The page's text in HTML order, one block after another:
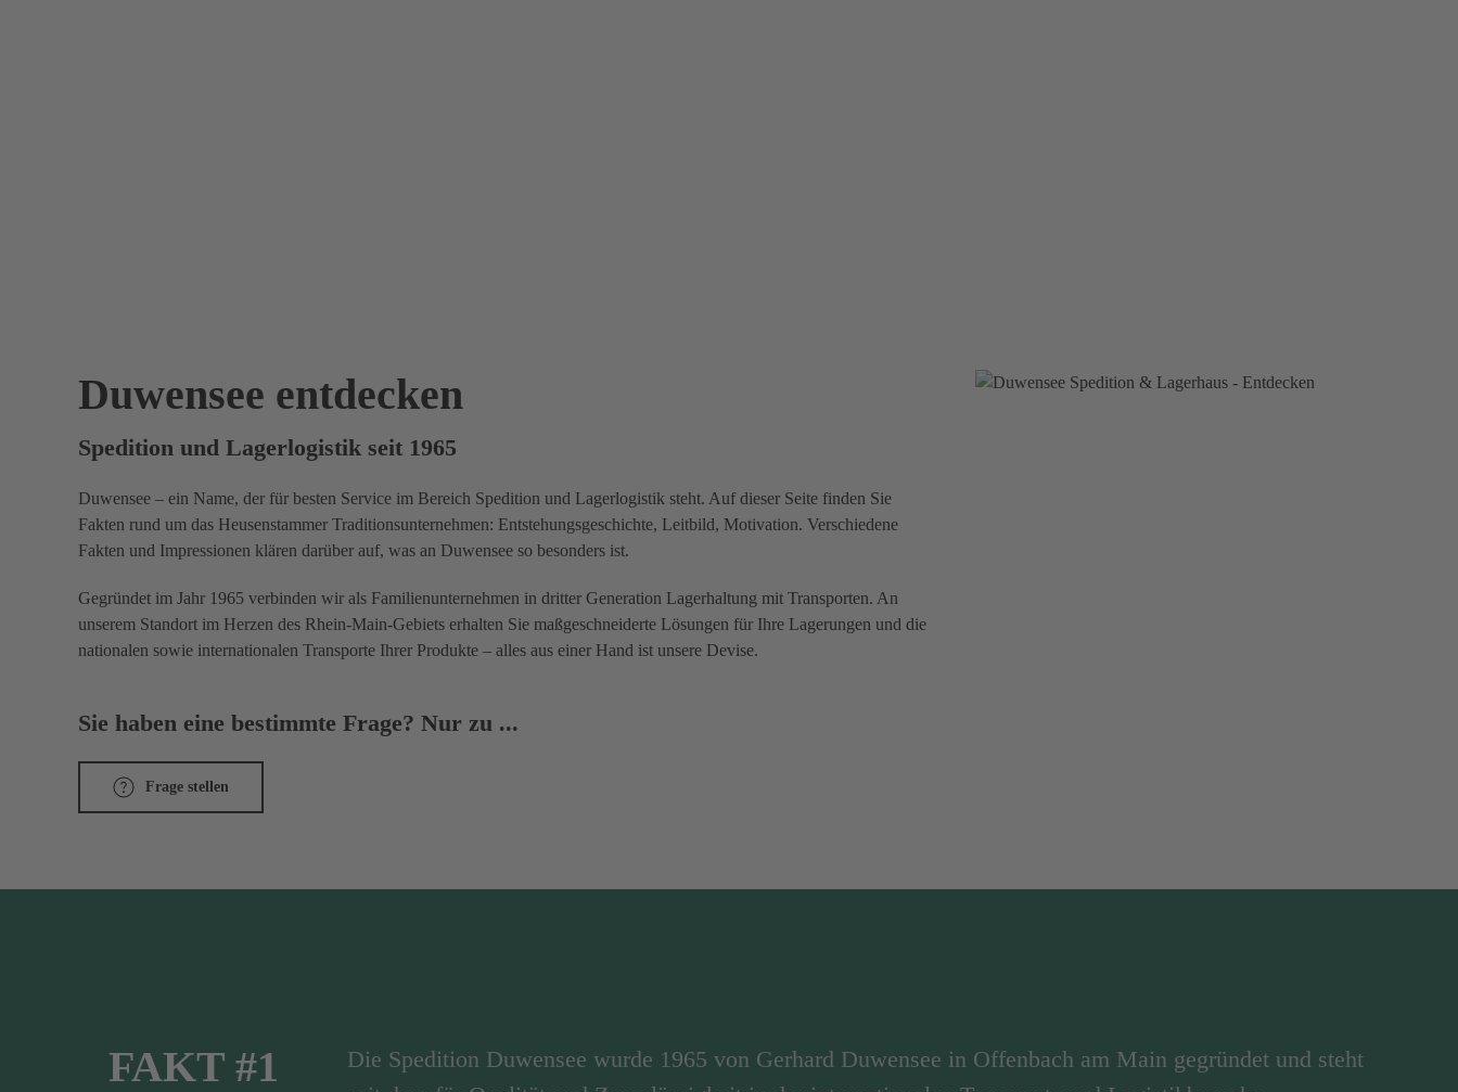
Duwensee entdecken
Spedition und Lagerlogistik seit 1965
Duwensee – ein Name, der für besten Service im Bereich Spedition und Lagerlogistik steht. Auf dieser Seite finden Sie
Fakten rund um das Heusenstammer Traditionsunternehmen: Entstehungsgeschichte, Leitbild, Motivation. Verschiedene
Fakten und Impressionen klären darüber auf, was an Duwensee so besonders ist.
Gegründet im Jahr 1965 verbinden wir als Familienunternehmen in dritter Generation Lagerhaltung mit Transporten. An
unserem Standort im Herzen des Rhein-Main-Gebiets erhalten Sie maßgeschneiderte Lösungen für Ihre Lagerungen und die
nationalen sowie internationalen Transporte Ihrer Produkte – alles aus einer Hand ist unsere Devise.
Sie haben eine bestimmte Frage? Nur zu ...
Frage stellen
FAKT #1
Die Spedition Duwensee wurde 1965 von Gerhard Duwensee in Offenbach am Main gegründet und steht